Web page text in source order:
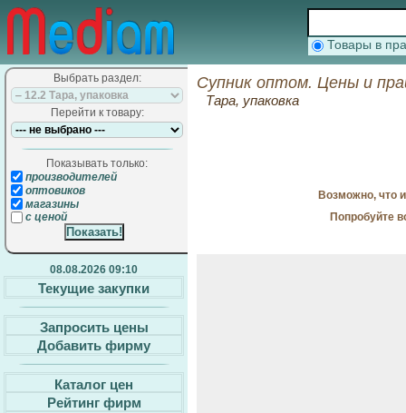
Товары в
Выбрать раздел:
Перейти к товару:
Показывать только:
производителей
оптовиков
магазины
с ценой
08.08.2026 09:10
Текущие закупки
Запросить цены
Добавить фирму
Каталог цен
Рейтинг фирм
Супник оптом. Цены и
Тара, упаковка
Возможно, что
Попробуйте